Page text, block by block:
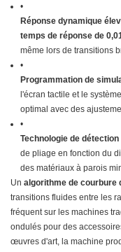
•
Réponse dynamique
temps de réponse de
même lors de transitions
•
Programmation de
l'écran tactile et le
optimal avec des
•
Technologie de
de pliage en fonction du
des matériaux à parois
Un algorithme de courbure
transitions fluides entre les
fréquent sur les machines
ondulés pour des
œuvres d'art, la machine